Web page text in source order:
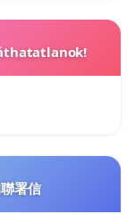
署信